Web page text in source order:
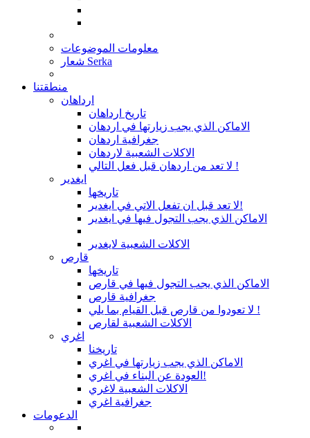
معلومات الموضوعات
شعار Serka
منطقتنا
ارداهان
تاريخ ارداهان
الاماكن الذي يجب زيارتها في اردهان
جغرافية اردهان
الاكلات الشعبية لاردهان
لا تعد من اردهان قبل فعل التالي !
ايغدير
تاريخها
لا تعد قبل ان تفعل الاتي في ايغدير!
الاماكن الذي يجب التجول فيها في ايغدير
الاكلات الشعبية لايغدير
قارص
تاريخها
الاماكن الذي يجب التجول فيها في قارص
جغرافية قارص
لا تعودوا من قارص قبل القيام بما يلي !
الاكلات الشعبية لقارص
اغري
تاريخنا
الاماكن الذي يجب زيارتها في اغري
العودة عن البناء في اغري!
الاكلات الشعبية لاغري
جغرافية اغري
الدعومات